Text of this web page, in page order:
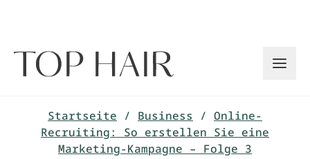
Startseite / Business / Online-
Recruiting: So erstellen Sie eine
Marketing-Kampagne – Folge 3